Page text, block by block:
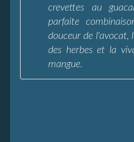
crevettes au
parfaite
douceur de l'avocat,
des herbes et la
mangue.